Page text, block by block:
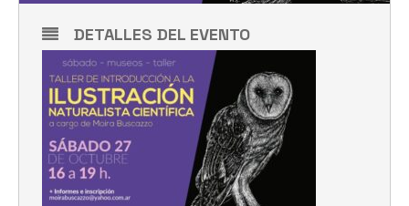
DETALLES DEL EVENTO